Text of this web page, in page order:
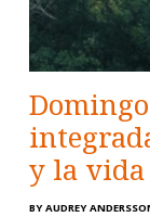
y la
BY AUDREY